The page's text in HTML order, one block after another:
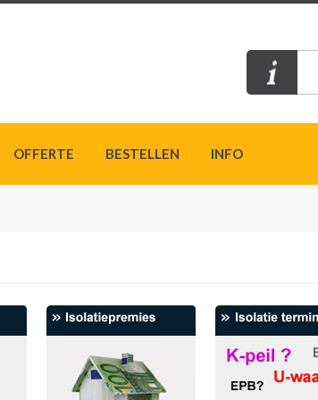
OFFERTE BESTELLEN INFO